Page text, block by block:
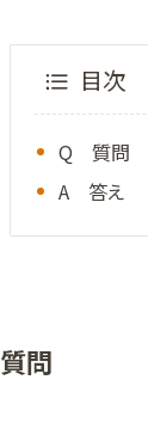
目次
Q 質問
A 答え
問